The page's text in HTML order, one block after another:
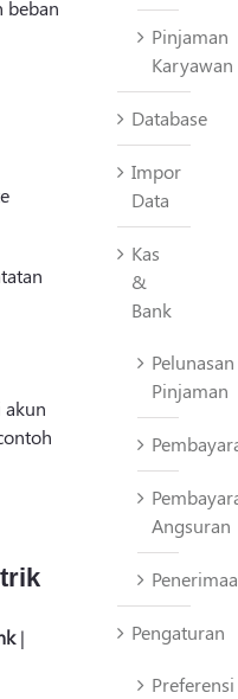
beban
akun
|
Pinjaman
Karyawan
Database
Impor
Data
Kas
&
Bank
Pelunasan
Pinjaman
Angsuran
Pengaturan
Preferensi